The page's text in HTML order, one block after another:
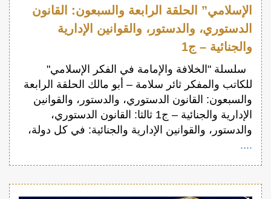
الإسلامي” الحلقة الرابعة والسبعون: القانون
الدستوري، والدستور، والقوانين الإدارية
والجنائية – ج1
سلسلة "الخلافة والإمامة في الفكر الإسلامي"
للكاتب والمفكر ثائر سلامة – أبو مالك الحلقة الرابعة
والسبعون: القانون الدستوري، والدستور، والقوانين
الإدارية والجنائية – ج1 ثالثا: القانون الدستوري،
والدستور، والقوانين الإدارية والجنائية: في كل دولة،
....